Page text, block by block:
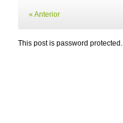
« Anterior
This post is password